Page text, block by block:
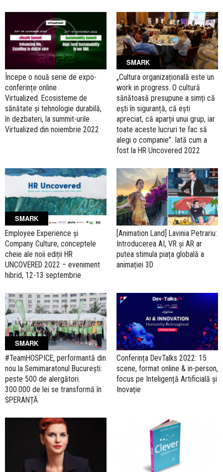
Începe o nouă serie de expo-
conferințe online
Virtualized. Ecosisteme de
sănătate și tehnologie durabilă,
în dezbateri, la summit-urile
Virtualized din noiembrie 2022
SMARK
„Cultura organizațională este un
work in progress. O cultură
sănătoasă presupune a simți că
ești în siguranță, că ești
apreciat, că aparții unui grup, iar
toate aceste lucruri te fac să
alegi o companie”. Iată cum a
fost la HR Uncovered 2022
SMARK
Employee Experience și
Company Culture, conceptele
cheie ale noii ediții HR
UNCOVERED 2022 – eveniment
hibrid, 12-13 septembrie
[Animation Land] Lavinia Petrariu:
Introducerea AI, VR și AR ar
putea stimula piața globală a
animației 3D
SMARK
#TeamHOSPICE, performantă din
nou la Semimaratonul București:
peste 500 de alergători.
300.000 de lei se transformă în
SPERANȚĂ
Conferința DevTalks 2022: 15
scene, format online & in-person,
focus pe Inteligență Artificială și
Inovație